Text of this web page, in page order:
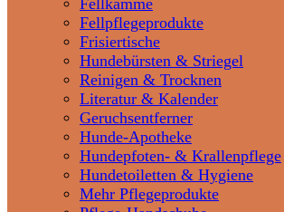
Fellkämme
Fellpflegeprodukte
Frisiertische
Hundebürsten & Striegel
Reinigen & Trocknen
Literatur & Kalender
Geruchsentferner
Hunde-Apotheke
Hundepfoten- & Krallenpflege
Hundetoiletten & Hygiene
Mehr Pflegeprodukte